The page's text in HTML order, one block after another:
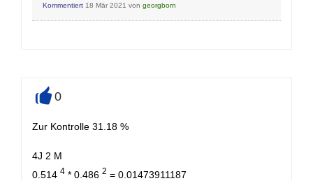
Kommentiert 18 Mär 2021 von georgborn
0
Zur Kontrolle 31.18 %
4J 2 M
0.514 4 * 0.486 2 = 0.01473911187